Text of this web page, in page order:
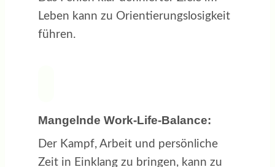
Leben kann zu Orientierungslosigkeit
führen.
Mangelnde Work-Life-Balance:
Der Kampf, Arbeit und persönliche
Zeit in Einklang zu bringen, kann zu